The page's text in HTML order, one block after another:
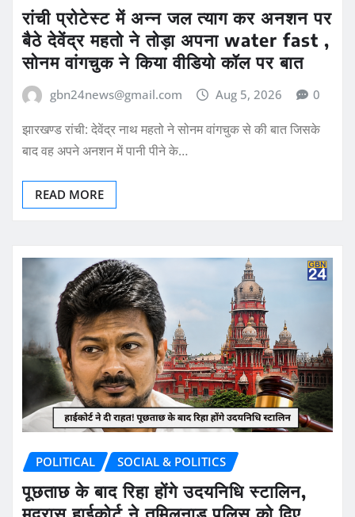
रांची प्रोटेस्ट में अन्न जल त्याग कर अनशन पर
बैठे देवेंद्र महतो ने तोड़ा अपना water fast ,
सोनम वांगचुक ने किया वीडियो कॉल पर बात
gbn24news@gmail.com Aug 5, 2026 0
झारखण्ड रांची: देवेंद्र नाथ महतो ने सोनम वांगचुक से की बात जिसके
बाद वह अपने अनशन में पानी पीने के…
READ MORE
POLITICAL SOCIAL & POLITICS
पूछताछ के बाद रिहा होंगे उदयनिधि स्टालिन,